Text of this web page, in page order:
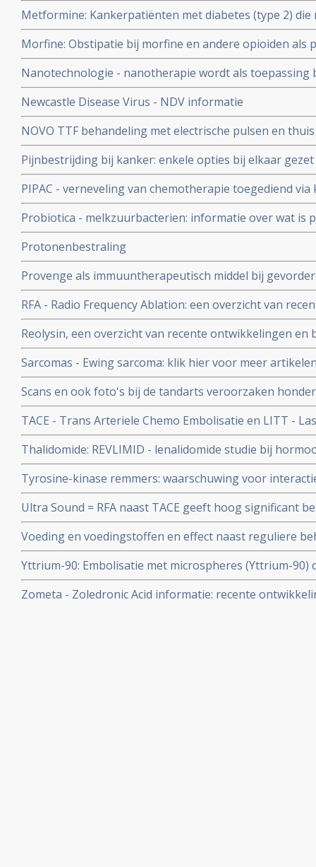
lymfklierkanker
Metformine: Kankerpatiënten met diabetes (type 2)
overleven langer en blijven langer zonder
suikerziekte die geen metaformine gebruiken. Zelfs
zonder diabetes
Morfine: Obstipatie bij morfine en andere opioiden als
Relistor is een officieel goedgekeurd medicijn tegen
Toegevoegd TNO rapport over obstipatie bij sterke
Nanotechnologie - nanotherapie wordt als toepassing
gebruikt.
Newcastle Disease Virus - NDV informatie
NOVO TTF behandeling met electrische pulsen en
vormen van kanker
Pijnbestrijding bij kanker: enkele opties bij elkaar gezet
PIPAC - verneveling van chemotherapie toegediend
voor met name buikvliestumoren geeft goede
Probiotica - melkzuurbacterien: informatie over wat is
probiotica bij o.a. darmkanker en ziekte van Crohn
Protonenbestraling
Provenge als immuuntherapeutisch middel bij
significant meer overlevingen indien gegeven samen
Blijkt uit Fase III studie.
RFA - Radio Frequency Ablation: een overzicht van
Reolysin, een overzicht van recente ontwikkelingen en
virus medicijn
Sarcomas - Ewing sarcoma: klik hier voor meer
ontwikkelingen bij sarcomas en ewing sarcoma
Scans en ook foto's bij de tandarts veroorzaken
kanker per jaar alleen al in Engeland en duizenden
aldus studie aan universiteit van Oxfort
TACE - Trans Arteriele Chemo Embolisatie en LITT -
Thermotherapy informatie
Thalidomide: REVLIMID - lenalidomide studie bij
wordt gestopt wegens geen resultaat. Bij andere
Hodgkin gaan studies wel verder met tot nu toe goede
Tyrosine-kinase remmers: waarschuwing voor
werking van deze klasse van medicijnen kan
Nederlandse onderzoekers in The Lancet
Ultra Sound = RFA naast TACE geeft hoog significant
TACE bij levertumoren met een gemiddelde grootte van
gerandomiseerde studies bij totaal 200 patiënten met
Voeding en voedingstoffen en effect naast reguliere
en voeding staan vele artikelen en studies die
voedingsuppletie naast reguliere behandelingen vaak
behandeling v
Yttrium-90: Embolisatie met microspheres (Yttrium-90)
voor inoperabele levertumoren succesvolle
Zometa - Zoledronic Acid informatie: recente